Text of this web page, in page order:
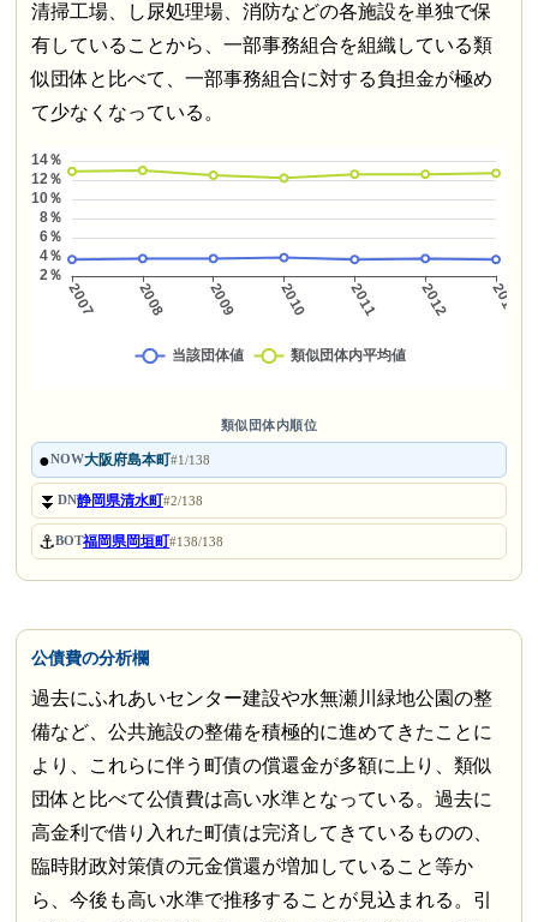
清掃工場、し尿処理場、消防などの各施設を単独で保
有していることから、一部事務組合を組織している類
似団体と比べて、一部事務組合に対する負担金が極め
て少なくなっている。
類似団体内順位
●NOW大阪府島本町#1/138
⏬DN静岡県清水町#2/138
⚓BOT福岡県岡垣町#138/138
公債費の分析欄
過去にふれあいセンター建設や水無瀬川緑地公園の整
備など、公共施設の整備を積極的に進めてきたことに
より、これらに伴う町債の償還金が多額に上り、類似
団体と比べて公債費は高い水準となっている。過去に
高金利で借り入れた町債は完済してきているものの、
臨時財政対策債の元金償還が増加していること等か
ら、今後も高い水準で推移することが見込まれる。引